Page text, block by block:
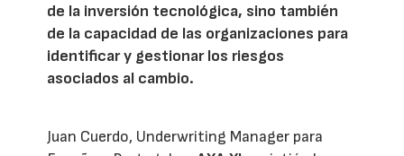
de la inversión tecnológica, sino también
de la capacidad de las organizaciones para
identificar y gestionar los riesgos
asociados al cambio.
Juan Cuerdo, Underwriting Manager para